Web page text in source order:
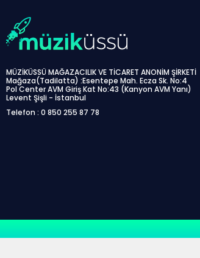
MÜZİKÜSSÜ MAĞAZACILIK VE TİCARET ANONİM ŞİRKETİ
Mağaza(Tadilatta) :Esentepe Mah. Ecza Sk. No:4
Pol Center AVM Giriş Kat No:43 (Kanyon AVM Yanı)
Levent Şişli - İstanbul
Telefon : 0 850 255 87 78